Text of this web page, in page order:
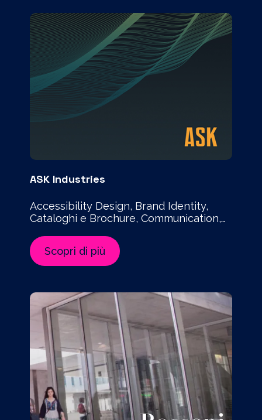
ASK Industries
Accessibility Design, Brand Identity,
Cataloghi e Brochure, Communication,
Stationary, Strategy, Technology, UX-UI
Design, Website
Scopri di più